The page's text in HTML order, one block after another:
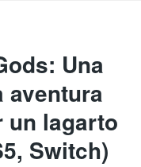
: Una
aventura
un lagarto
Switch)